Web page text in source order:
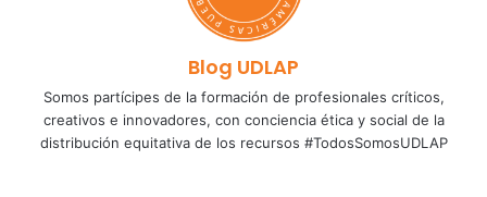
Blog UDLAP
Somos partícipes de la formación de profesionales críticos,
creativos e innovadores, con conciencia ética y social de la
distribución equitativa de los recursos #TodosSomosUDLAP